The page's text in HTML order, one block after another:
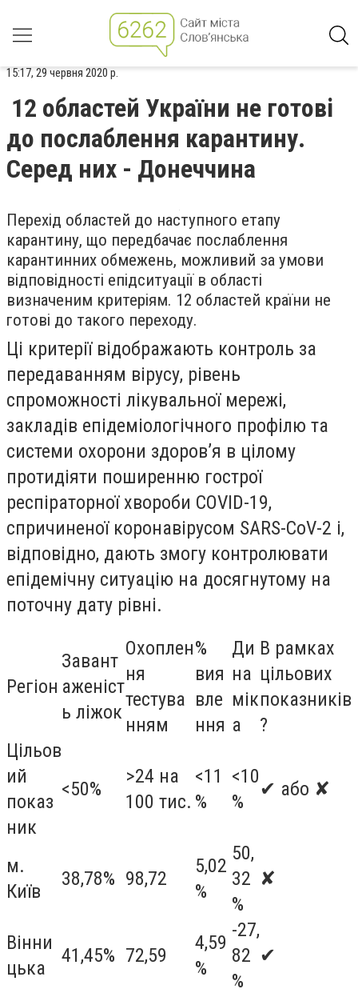
15:17, 29 червня 2020 р.
12 областей України не готові
до послаблення карантину.
Серед них - Донеччина
Перехід областей до наступного етапу
карантину, що передбачає послаблення
карантинних обмежень, можливий за умови
відповідності епідситуації в області
визначеним критеріям. 12 областей країни не
готові до такого переходу.
Ці критерії відображають контроль за
передаванням вірусу, рівень
спроможності лікувальної мережі,
закладів епідеміологічного профілю та
системи охорони здоров’я в цілому
протидіяти поширенню гострої
респіраторної хвороби COVID-19,
спричиненої коронавірусом SARS-CoV-2 і,
відповідно, дають змогу контролювати
епідемічну ситуацію на досягнутому на
поточну дату рівні.
Регіон
Завант
аженіст
ь ліжок
Охоплен
ня
тестува
нням
%
вия
вле
ння
Ди
на
мік
а
В рамках
цільових
показників
?
Цільов
ий
показ
ник
<50%
>24 на
100 тис.
<11
%
<10
%
✔ або ✘
м.
Київ
38,78% 98,72
5,02
%
50,
32
%
✘
Вінни
цька
41,45% 72,59
4,59
%
-27,
82
%
✔